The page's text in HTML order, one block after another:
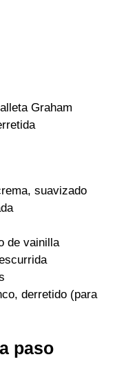
Graham
suavizado
de vainilla
derretido (para
paso